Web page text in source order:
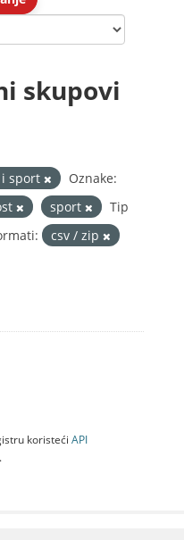
skupovi
sport
Oznake:
sport
Tip
csv / zip
koristeći API